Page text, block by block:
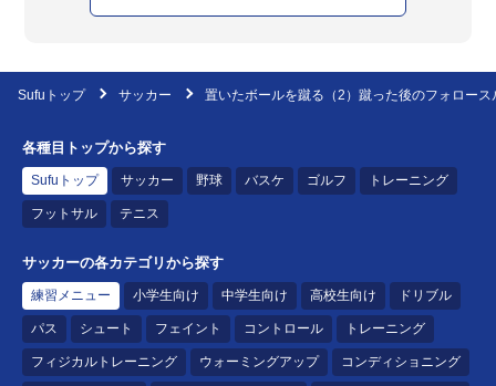
Sufuトップ サッカー 置いたボールを蹴る（2）蹴った後のフォロース
各種目トップから探す
Sufuトップ サッカー 野球 バスケ ゴルフ トレーニング
フットサル テニス
サッカーの各カテゴリから探す
練習メニュー 小学生向け 中学生向け 高校生向け ドリブル
パス シュート フェイント コントロール トレーニング
フィジカルトレーニング ウォーミングアップ コンディショニング